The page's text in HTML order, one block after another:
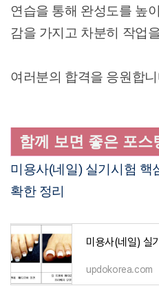
연습을 통해 완성도를 높
감을 가지고 차분히 작업
여러분의 합격을 응원합
함께 보면 좋은 포스
미용사(네일) 실기시험 핵
확한 정리
updokorea.com